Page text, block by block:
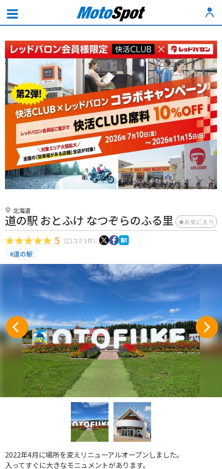
北海道
道の駅 おとふけ なつぞらのふる里 お気に入り
5 （口コミ1件）
#道の駅
2022年4月に場所を変えリニューアルオープンしました。
入ってすぐに大きなモニュメントがあります。